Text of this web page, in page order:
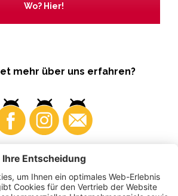
Wo? Hier!
mehr über uns erfahren?
Produzenten